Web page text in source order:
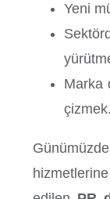
Yeni
Marka
çizmek.